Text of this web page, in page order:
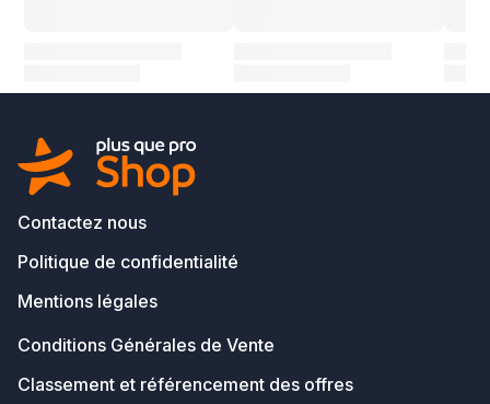
Contactez nous
Politique de confidentialité
Mentions légales
Conditions Générales de Vente
Classement et référencement des offres